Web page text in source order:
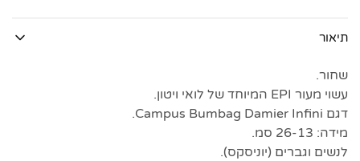
תיאור
שחור.
עשוי מעור EPI המיוחד של לואי ויטון.
דגם Campus Bumbag Damier Infini.
מידה: 26-13 סמ.
לנשים וגברים (יוניסקס).